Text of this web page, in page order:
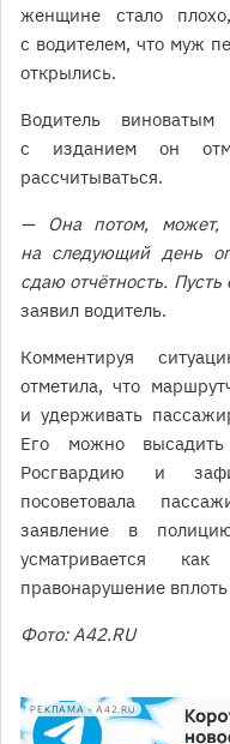
женщине стало
с водителем, что муж
открылись.
Водитель
с изданием он
рассчитываться.
— Она потом, может,
на следующий день
сдаю отчётность.
заявил водитель.
Комментируя
отметила, что
и удерживать
Его можно
Росгвардию и
посоветовала
заявление в
усматривается
правонарушение
Фото: А42.RU
РЕКЛАМА • A42.RU